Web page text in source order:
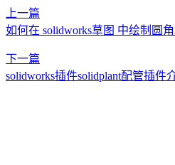
上一篇
如何在 solidworks草图 中绘制圆
下一篇
solidworks插件solidplant配管插件